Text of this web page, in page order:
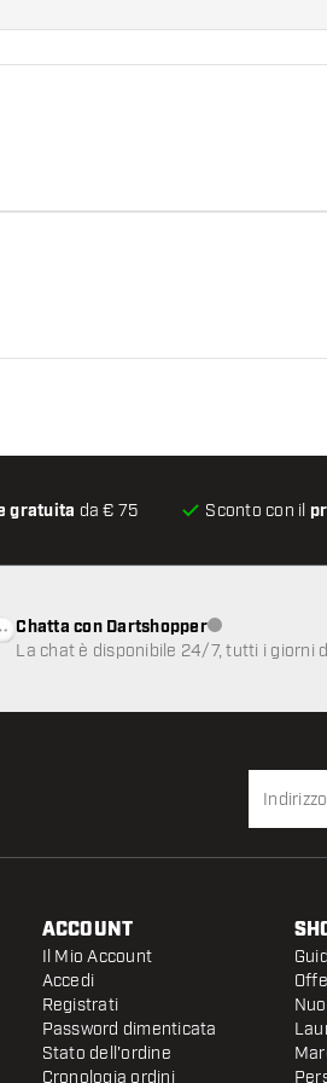
gratuita da € 75 Sconto con il
Chatta con DartshopperServizio clienti
La chat è disponibile 24/7, tutti i giorni
ACCOUNT
Il Mio Account
Accedi
Registrati
Password dimenticata
Stato dell'ordine
Cronologia ordini